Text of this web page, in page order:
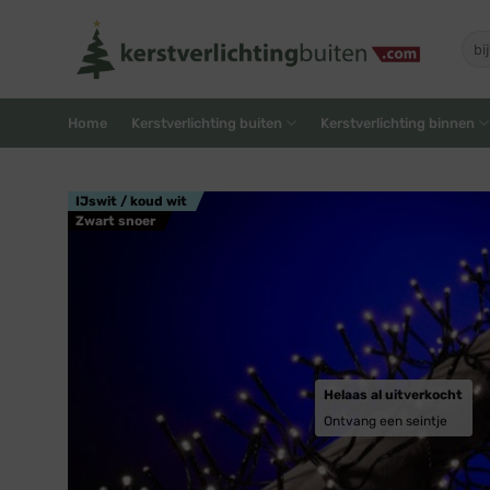
naar:
Home Kerstverlichting buiten Kerstverlichting binnen
IJswit / koud wit
Zwart snoer
Helaas al uitverkocht
Ontvang een seintje